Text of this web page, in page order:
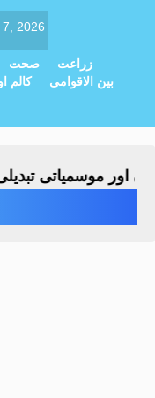
7, 2026
صحت
زراعت
کالم
بین الاقوامی
موسمیاتی تبدیلی